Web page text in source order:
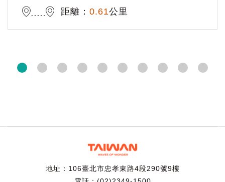
距離： 0.61公里
地址：106臺北市忠孝東路4段290號9樓